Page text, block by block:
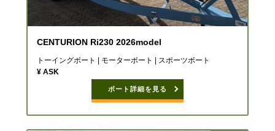
CENTURION Ri230 2026model
トーイングボート | モーターボート | スポーツボート
¥ ASK
ボート詳細を見る